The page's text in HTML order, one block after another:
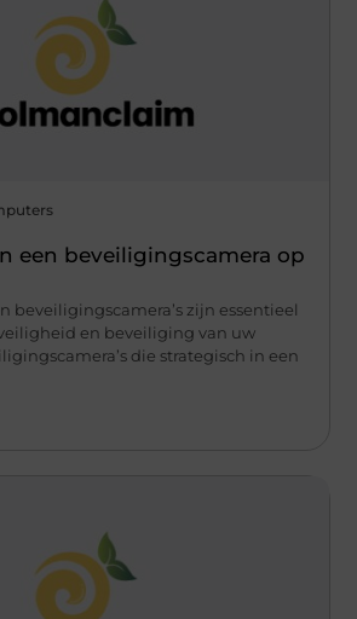
een beveiligingscamera op
beveiligingscamera’s zijn essentieel
en beveiliging van uw
die strategisch in een